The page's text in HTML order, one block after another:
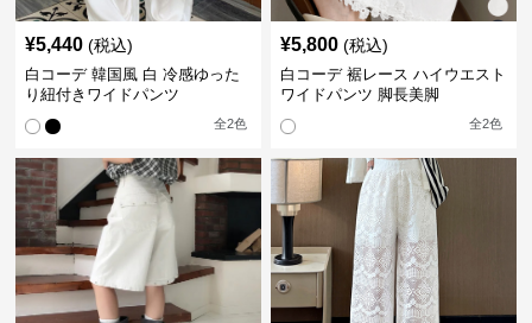
¥5,440 (税込)
白コーデ 韓国風 白 冷感ゆった
り紐付きワイドパンツ
全2色
¥5,800 (税込)
白コーデ 裾レース ハイウエスト
ワイドパンツ 脚長美脚
全2色